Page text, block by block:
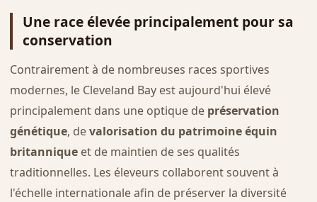
Une race élevée principalement pour sa
conservation
Contrairement à de nombreuses races sportives
modernes, le Cleveland Bay est aujourd'hui élevé
principalement dans une optique de préservation
génétique, devalorisation du patrimoine équin
britanniqueet de maintien de ses qualités
traditionnelles. Les éleveurs collaborent souvent à
l'échelle internationale afin de préserver la diversité